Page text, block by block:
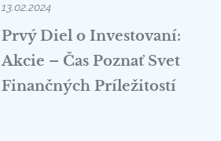
13.02.2024
Prvý Diel o Investovaní:
Akcie – Čas Poznať Svet
Finančných Príležitostí